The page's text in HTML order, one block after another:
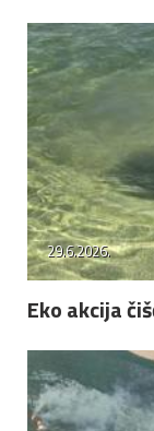
29.6.2026.
Eko akcija